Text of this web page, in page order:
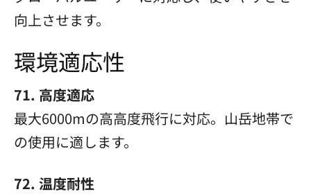
向上させます。
環境適応性
71. 高度適応
最大6000mの高高度飛行に対応。山岳地帯で
の使用に適します。
72. 温度耐性